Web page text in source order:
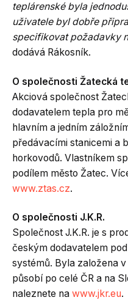
teplárenské byla
uživatele byl dobře
specifikovat požadavky
dodává Rákosník.
O společnosti Žatecká
Akciová společnost
dodavatelem tepla pro
hlavním a jedním
předávacími stanicemi a
horkovodů. Vlastníkem
podílem město Žatec.
www.ztas.cz.
O společnosti J.K.R.
Společnost J.K.R. je s
českým dodavatelem
systémů. Byla založena
působí po celé ČR a na
naleznete na www.jkr.eu.